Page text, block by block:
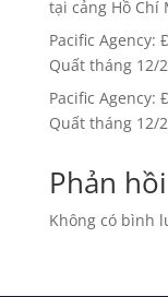
tại cảng Hồ Chí
Pacific Agency:
Quất tháng 12/
Pacific Agency:
Quất tháng 12/
Phản
Không có bình